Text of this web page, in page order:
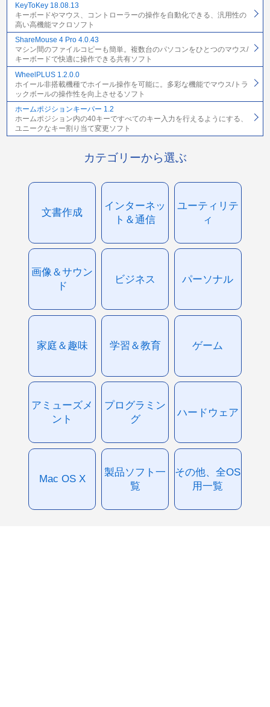
KeyToKey 18.08.13
キーボードやマウス、コントローラーの操作を自動化できる、汎用性の
高い高機能マクロソフト
ShareMouse 4 Pro 4.0.43
マシン間のファイルコピーも簡単。複数台のパソコンをひとつのマウス/
キーボードで快適に操作できる共有ソフト
WheelPLUS 1.2.0.0
ホイール非搭載機種でホイール操作を可能に。多彩な機能でマウス/トラ
ックボールの操作性を向上させるソフト
ホームポジションキーパー 1.2
ホームポジション内の40キーですべてのキー入力を行えるようにする、
ユニークなキー割り当て変更ソフト
カテゴリーから選ぶ
文書作成
インターネッ
ト＆通信
ユーティリテ
ィ
画像＆サウン
ド
ビジネス パーソナル
家庭＆趣味 学習＆教育 ゲーム
アミューズメ
ント
プログラミン
グ
ハードウェア
Mac OS X
製品ソフト一
覧
その他、全OS
用一覧